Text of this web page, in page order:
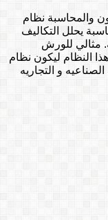
والمحاسبة نظام
يحلل التكاليف
مثالي للورش
النظام ليكون نظام
و التجاريه